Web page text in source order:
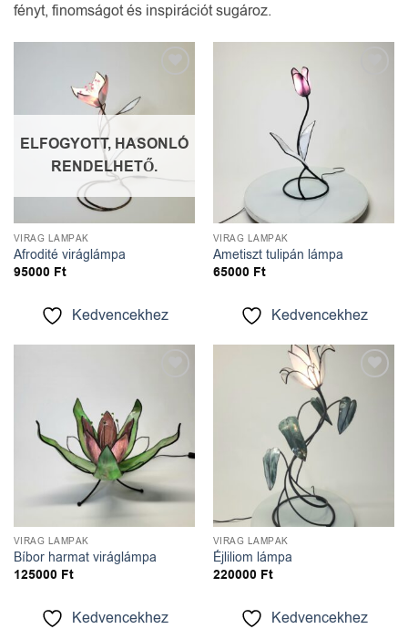
fényt, finomságot és inspirációt sugároz.
ELFOGYOTT, HASONLÓ
RENDELHETŐ.
VIRÁG LÁMPÁK
Afrodité viráglámpa
95000 Ft
Kedvencekhez
VIRÁG LÁMPÁK
Ametiszt tulipán lámpa
65000 Ft
Kedvencekhez
VIRÁG LÁMPÁK
Bíbor harmat viráglámpa
125000 Ft
Kedvencekhez
Kedvencekhez
VIRÁG LÁMPÁK
Éjliliom lámpa
220000 Ft
Kedvencekhez